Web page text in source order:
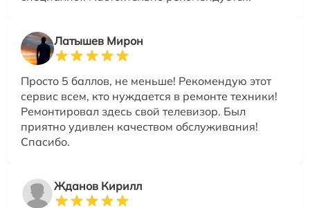
Латышев Мирон
Просто 5 баллов, не меньше! Рекомендую этот
сервис всем, кто нуждается в ремонте техники!
Ремонтировал здесь свой телевизор. Был
приятно удивлен качеством обслуживания!
Спасибо.
Жданов Кирилл